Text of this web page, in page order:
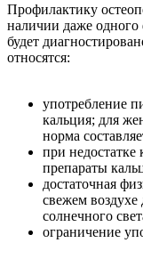
Профилактику
наличии даже одного
будет
относятся:
употребление
кальция; для
норма
при
препараты
достаточная
свежем воздухе
солнечного
ограничение